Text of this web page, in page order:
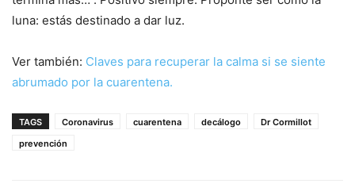
luna: estás destinado a dar luz.
Ver también: Claves para recuperar la calma si se siente
abrumado por la cuarentena.
TAGS Coronavirus cuarentena decálogo
Dr Cormillot
prevención